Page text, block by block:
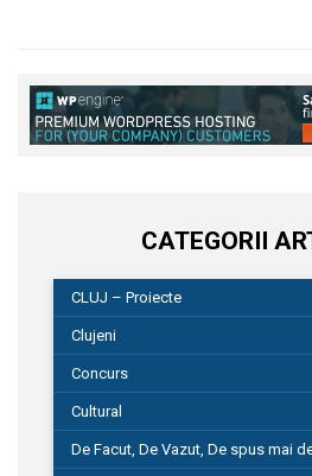
CATEGORII
CLUJ – Proiecte
Clujeni
Concurs
Cultural
De Facut, De Vazut, De spus mai